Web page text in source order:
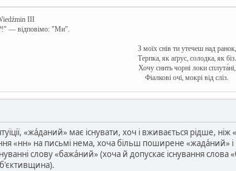
III
— відповімо: "Ми".
З моїх снів ти утечеш над ранок,
Терпка, як аґрус, солодка, як біз.
Хочу снить чорні локи сплута́ні,
Фіалкові очі, мокрі від сліз.
«жа́даний» має існувати, хоч і вживається
«нн» на письмі нема, хоча більш поширене
слову «бажа́ний» (хоча й допускає існування